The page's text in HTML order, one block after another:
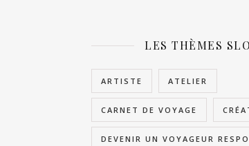
LES THÈMES
ARTISTE ATELIER
CARNET DE VOYAGE
DEVENIR UN VOYAGEUR